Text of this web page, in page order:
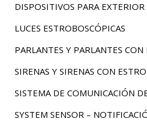
DISPOSITIVOS PARA EXTERIOR
LUCES ESTROBOSCÓPICAS
PARLANTES Y PARLANTES CON
SIRENAS Y SIRENAS CON
SISTEMA DE COMUNICACIÓN
SYSTEM SENSOR –